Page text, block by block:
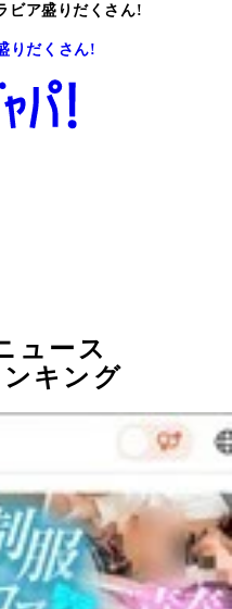
ビア盛りだくさん!
りだくさん!
ュース
キング